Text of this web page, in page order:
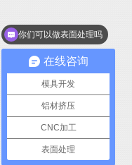
在线咨询
模具开发
铝材挤压
CNC加工
表面处理
我想咨询下铝型材